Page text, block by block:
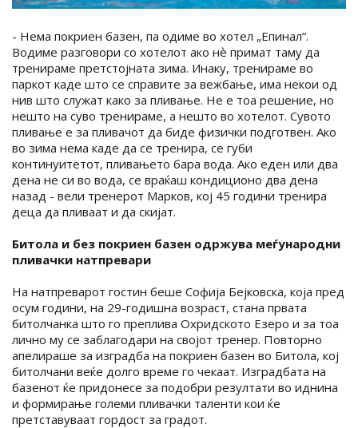
- Нема покриен базен, па одиме во хотел „Епинал“.
Водиме разговори со хотелот ако нѐ примат таму да
тренираме претстојната зима. Инаку, тренираме во
паркот каде што се справите за вежбање, има некои од
нив што служат како за пливање. Не е тоа решение, но
нешто на суво тренираме, а нешто во хотелот. Сувото
пливање е за пливачот да биде физички подготвен. Ако
во зима нема каде да се тренира, се губи
континуитетот, пливањето бара вода. Ако еден или два
дена не си во вода, се враќаш кондиционо два дена
назад - вели тренерот Марков, кој 45 години тренира
деца да пливаат и да скијат.
Битола и без покриен базен одржува меѓународни
пливачки натпревари
На натпреварот гостин беше Софија Бејковска, која пред
осум години, на 29-годишна возраст, стана првата
битолчанка што го преплива Охридското Езеро и за тоа
лично му се заблагодари на својот тренер. Повторно
апелираше за изградба на покриен базен во Битола, кој
битолчани веќе долго време го чекаат. Изградбата на
базенот ќе придонесе за подобри резултати во иднина
и формирање големи пливачки таленти кои ќе
претставуваат гордост за градот.